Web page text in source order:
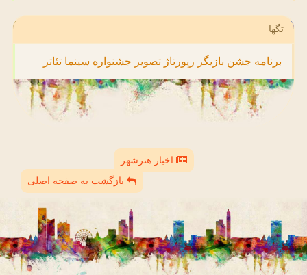
تگها
برنامه جشن بازیگر رپورتاژ تصویر جشنواره سینما تئاتر
اخبار هنرشهر
بازگشت به صفحه اصلی